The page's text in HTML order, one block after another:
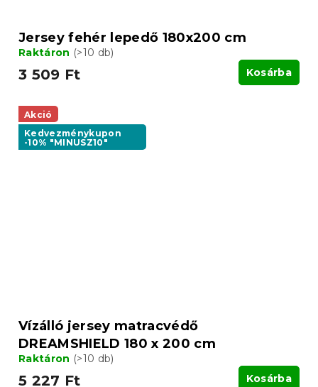
Jersey fehér lepedő 180x200 cm
Raktáron (>10 db)
3 509 Ft Kosárba
Akció
Kedvezménykupon
-10% "MINUSZ10"
Vízálló jersey matracvédő
DREAMSHIELD 180 x 200 cm
Raktáron (>10 db)
5 227 Ft Kosárba